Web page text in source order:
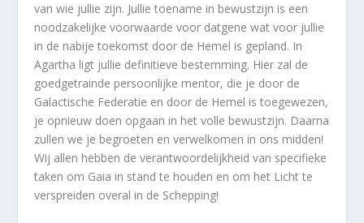
van wie jullie zijn. Jullie toename in bewustzijn is een
noodzakelijke voorwaarde voor datgene wat voor jullie
in de nabije toekomst door de Hemel is gepland. In
Agartha ligt jullie definitieve bestemming. Hier zal de
goedgetrainde persoonlijke mentor, die je door de
Galactische Federatie en door de Hemel is toegewezen,
je opnieuw doen opgaan in het volle bewustzijn. Daarna
zullen we je begroeten en verwelkomen in ons midden!
Wij allen hebben de verantwoordelijkheid van specifieke
taken om Gaia in stand te houden en om het Licht te
verspreiden overal in de Schepping!